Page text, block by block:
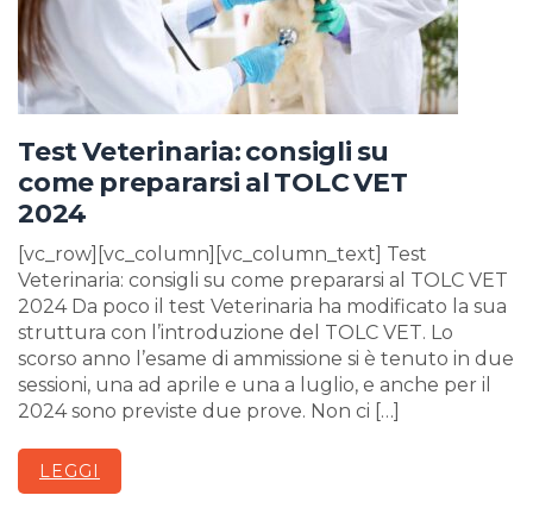
Test Veterinaria: consigli su
come prepararsi al TOLC VET
2024
[vc_row][vc_column][vc_column_text] Test
Veterinaria: consigli su come prepararsi al TOLC VET
2024 Da poco il test Veterinaria ha modificato la sua
struttura con l’introduzione del TOLC VET. Lo
scorso anno l’esame di ammissione si è tenuto in due
sessioni, una ad aprile e una a luglio, e anche per il
2024 sono previste due prove. Non ci […]
LEGGI